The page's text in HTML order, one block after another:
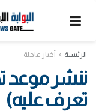
الرئيسة أخبار عاجلة
ننشر موعد
تعرف عليه)